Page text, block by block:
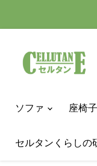
ソファ 座椅子
セルタンくらしの